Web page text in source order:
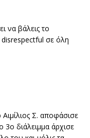
να βάλεις το
disrespectful σε όλη
Σ. αποφάσισε
3ο διάλειμμα άρχισε